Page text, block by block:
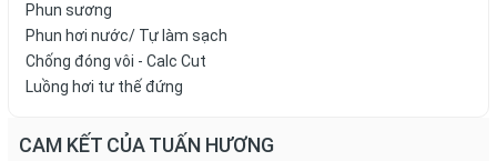
Phun sương
Phun hơi nước/ Tự làm sạch
Chống đóng vôi - Calc Cut
Luồng hơi tư thế đứng
CAM KẾT CỦA TUẤN HƯƠNG